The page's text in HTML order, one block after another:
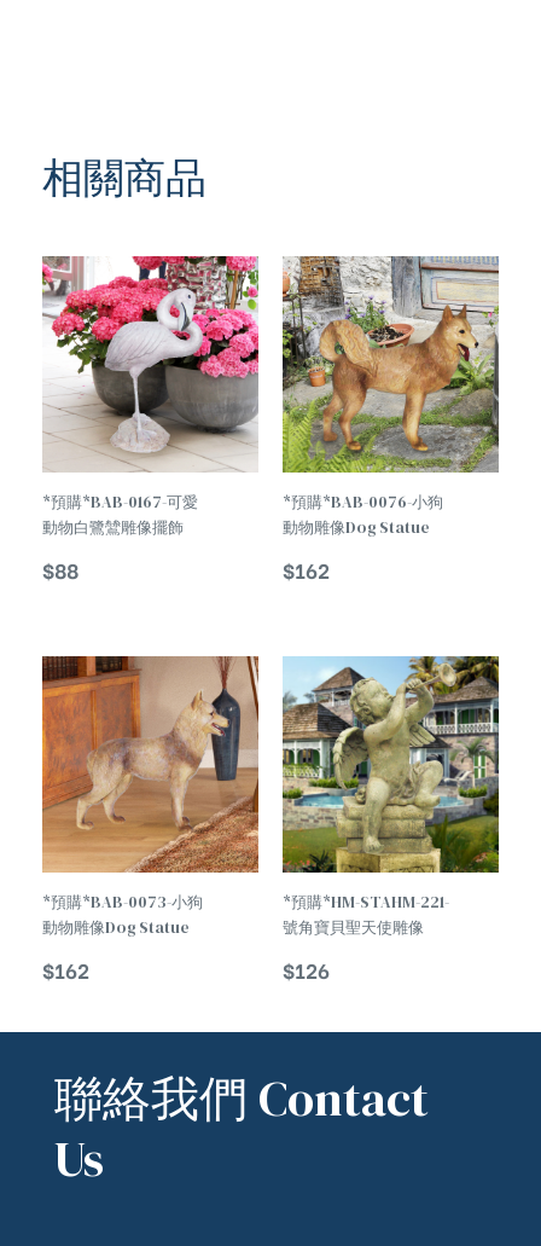
相關商品
TREND
*預購*BAB-0167-可愛
動物白鷺鷥雕像擺飾
Statue Decoration
$88
TREND
*預購*BAB-0076-小狗
動物雕像Dog Statue
$162
TREND
*預購*BAB-0073-小狗
動物雕像Dog Statue
$162
*預購*HM-STAHM-221-
號角寶貝聖天使雕像
Statue
$126
聯絡我們 Contact
Us